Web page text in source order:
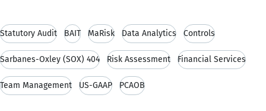
Statutory Audit BAIT MaRisk Data Analytics Controls
Sarbanes-Oxley (SOX) 404 Risk Assessment Financial Services
Team Management US-GAAP PCAOB